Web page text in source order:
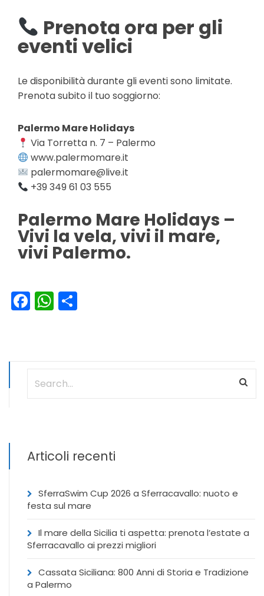
Prenota ora per gli
eventi velici
Le disponibilità durante gli eventi sono limitate.
Prenota subito il tuo soggiorno:
Palermo Mare Holidays
Via Torretta n. 7 – Palermo
www.palermomare.it
palermomare@live.it
+39 349 61 03 555
Palermo Mare Holidays –
Vivi la vela, vivi il mare,
vivi Palermo.
Facebook
WhatsApp
Articoli recenti
SferraSwim Cup 2026 a Sferracavallo: nuoto e
festa sul mare
Il mare della Sicilia ti aspetta: prenota l’estate a
Sferracavallo ai prezzi migliori
Cassata Siciliana: 800 Anni di Storia e Tradizione
a Palermo